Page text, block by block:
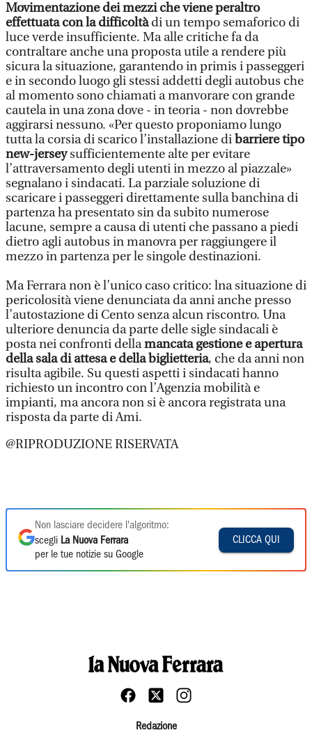
Movimentazione dei mezzi che viene peraltro
effettuata con la difficoltàdi un tempo semaforico di
luce verde insufficiente. Ma alle critiche fa da
contraltare anche una proposta utile a rendere più
sicura la situazione, garantendo in primis i passeggeri
e in secondo luogo gli stessi addetti degli autobus che
al momento sono chiamati a manvorare con grande
cautela in una zona dove - in teoria - non dovrebbe
aggirarsi nessuno. «Per questo proponiamo lungo
tutta la corsia di scarico l’installazione di barriere tipo
new-jerseysufficientemente alte per evitare
l’attraversamento degli utenti in mezzo al piazzale»
segnalano i sindacati. La parziale soluzione di
scaricare i passeggeri direttamente sulla banchina di
partenza ha presentato sin da subito numerose
lacune, sempre a causa di utenti che passano a piedi
dietro agli autobus in manovra per raggiungere il
mezzo in partenza per le singole destinazioni.
Ma Ferrara non è l’unico caso critico: lna situazione di
pericolosità viene denunciata da anni anche presso
l’autostazione di Cento senza alcun riscontro. Una
ulteriore denuncia da parte delle sigle sindacali è
posta nei confronti dellamancata gestione e apertura
della sala di attesa e della biglietteria, che da anni non
risulta agibile. Su questi aspetti i sindacati hanno
richiesto un incontro con l’Agenzia mobilità e
impianti, ma ancora non si è ancora registrata una
risposta da parte di Ami.
@RIPRODUZIONE RISERVATA
Non lasciare decidere l'algoritmo:
scegli La Nuova Ferrara
per le tue notizie su Google
CLICCA QUI
Redazione